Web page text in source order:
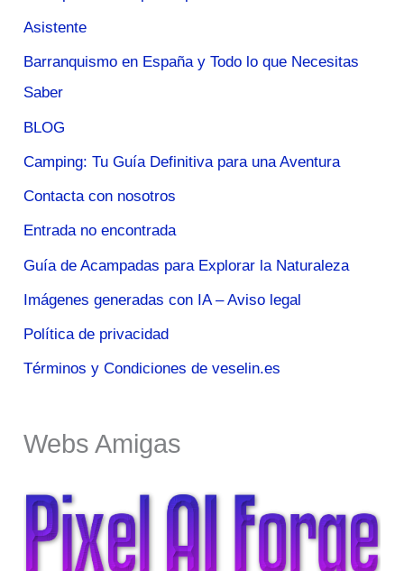
Asistente
Barranquismo en España y Todo lo que Necesitas
Saber
BLOG
Camping: Tu Guía Definitiva para una Aventura
Contacta con nosotros
Entrada no encontrada
Guía de Acampadas para Explorar la Naturaleza
Imágenes generadas con IA – Aviso legal
Política de privacidad
Términos y Condiciones de veselin.es
Webs Amigas